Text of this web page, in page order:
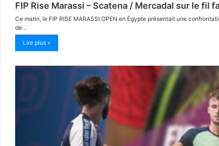
FIP Rise Marassi – Scatena / Mercadal sur le fil
Ce matin, le FIP RISE MARASSI OPEN en Égypte présentait une
de…
Lire plus »